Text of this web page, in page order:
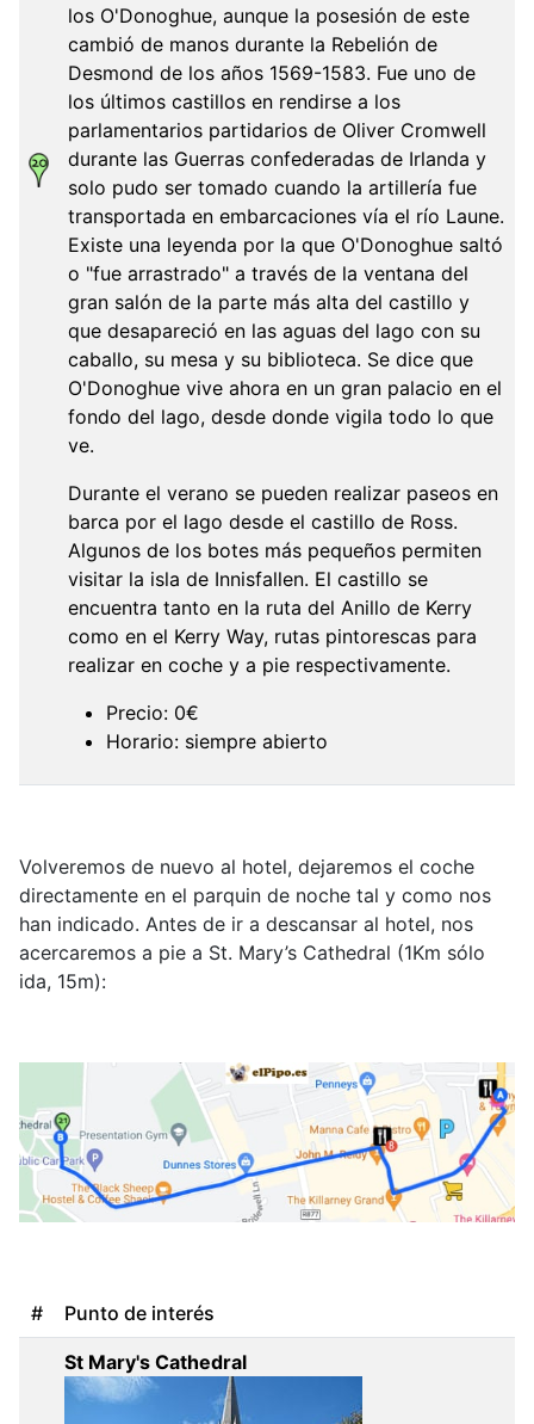
los O'Donoghue, aunque la posesión de este
cambió de manos durante la Rebelión de
Desmond de los años 1569-1583. Fue uno de
los últimos castillos en rendirse a los
parlamentarios partidarios de Oliver Cromwell
durante las Guerras confederadas de Irlanda y
solo pudo ser tomado cuando la artillería fue
transportada en embarcaciones vía el río Laune.
Existe una leyenda por la que O'Donoghue saltó
o "fue arrastrado" a través de la ventana del
gran salón de la parte más alta del castillo y
que desapareció en las aguas del lago con su
caballo, su mesa y su biblioteca. Se dice que
O'Donoghue vive ahora en un gran palacio en el
fondo del lago, desde donde vigila todo lo que
ve.
Durante el verano se pueden realizar paseos en
barca por el lago desde el castillo de Ross.
Algunos de los botes más pequeños permiten
visitar la isla de Innisfallen. El castillo se
encuentra tanto en la ruta del Anillo de Kerry
como en el Kerry Way, rutas pintorescas para
realizar en coche y a pie respectivamente.
Precio: 0€
Horario: siempre abierto
Volveremos de nuevo al hotel, dejaremos el coche
directamente en el parquin de noche tal y como nos
han indicado. Antes de ir a descansar al hotel, nos
acercaremos a pie a St. Mary’s Cathedral (1Km sólo
ida, 15m):
# Punto de interés
St Mary's Cathedral